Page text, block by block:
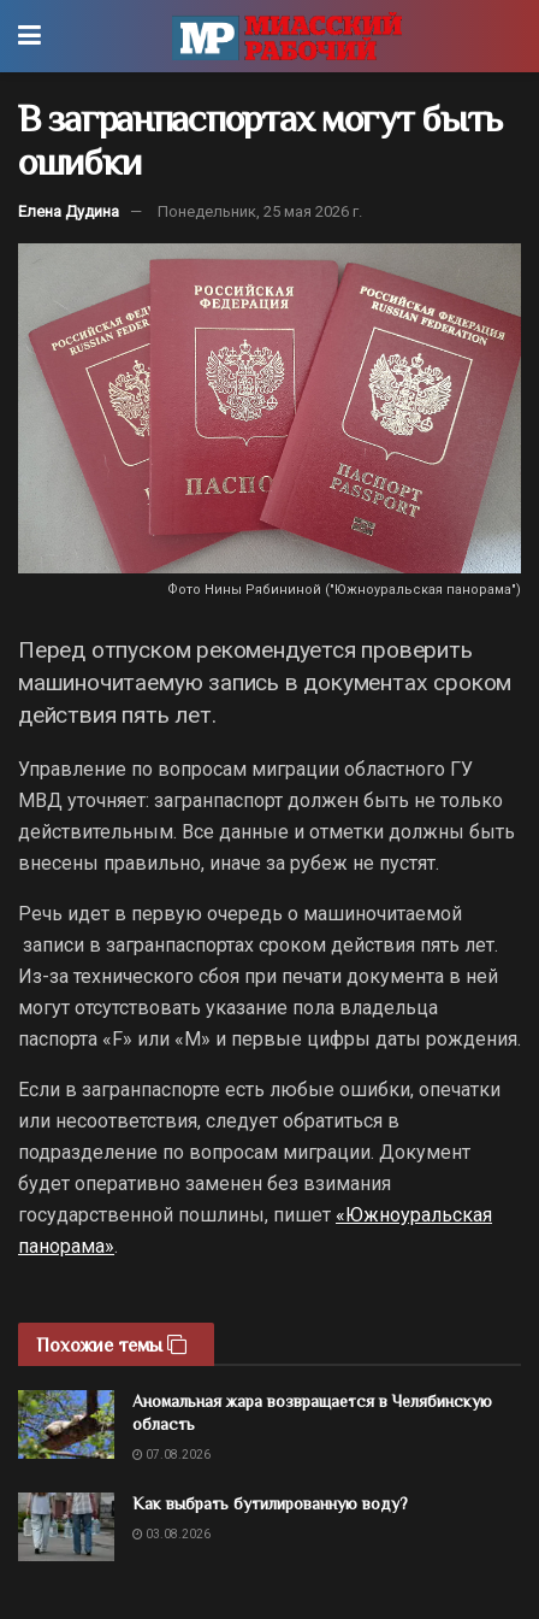
В загранпаспортах могут быть
ошибки
Елена Дудина Понедельник, 25 мая 2026 г.
Фото Нины Рябининой ("Южноуральская панорама")
Перед отпуском рекомендуется проверить
машиночитаемую запись в документах сроком
действия пять лет.
Управление по вопросам миграции областного ГУ
МВД уточняет: загранпаспорт должен быть не только
действительным. Все данные и отметки должны быть
внесены правильно, иначе за рубеж не пустят.
Речь идет в первую очередь о машиночитаемой
записи в загранпаспортах сроком действия пять лет.
Из-за технического сбоя при печати документа в ней
могут отсутствовать указание пола владельца
паспорта «F» или «M» и первые цифры даты рождения.
Если в загранпаспорте есть любые ошибки, опечатки
или несоответствия, следует обратиться в
подразделение по вопросам миграции. Документ
будет оперативно заменен без взимания
государственной пошлины, пишет «Южноуральская
панорама».
Похожие темы
Аномальная жара возвращается в Челябинскую
область
07.08.2026
Как выбрать бутилированную воду?
03.08.2026